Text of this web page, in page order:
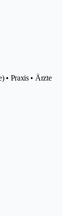
• Praxis • Ärzte